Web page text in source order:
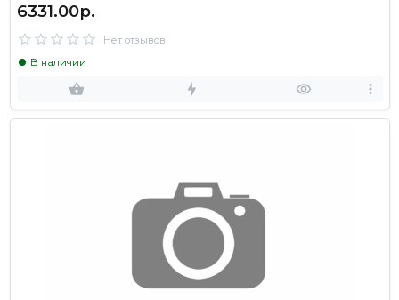
6331.00р.
Нет отзывов
В наличии